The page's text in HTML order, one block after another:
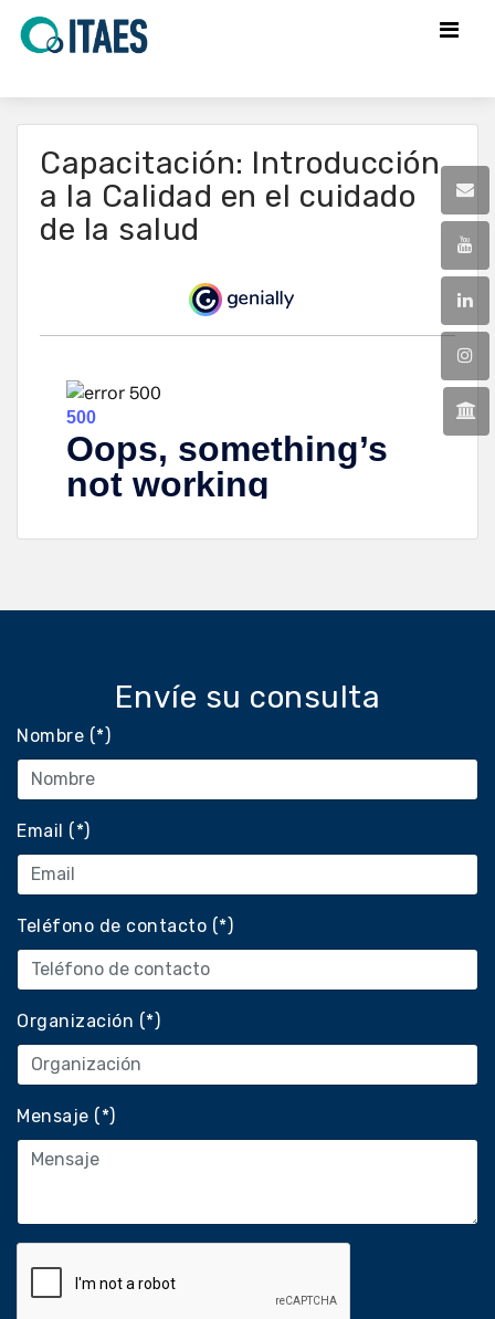
Capacitación: Introducción
a la Calidad en el cuidado
de la salud
Envíe su consulta
Nombre (*)
Email (*)
Teléfono de contacto (*)
Organización (*)
Mensaje (*)